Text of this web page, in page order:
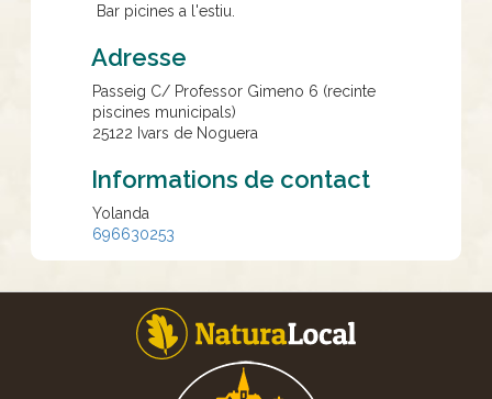
Bar picines a l'estiu.
Adresse
Passeig C/ Professor Gimeno 6 (recinte
piscines municipals)
25122 Ivars de Noguera
Informations de contact
Yolanda
696630253